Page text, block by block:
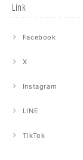
Link
Facebook
X
Instagram
LINE
TikTok